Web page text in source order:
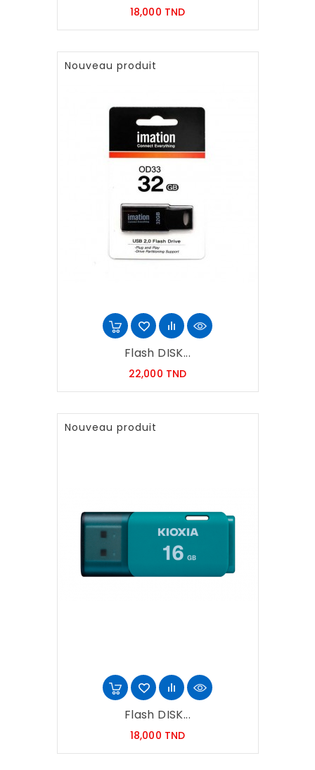
18,000 TNDPrix
Nouveau produit
Flash DISK...
22,000 TNDPrix
Nouveau produit
Flash DISK...
18,000 TNDPrix